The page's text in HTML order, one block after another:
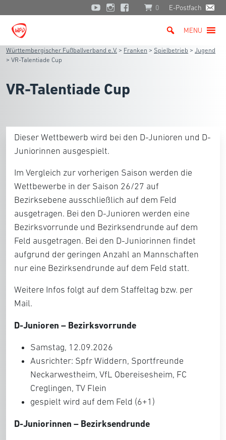
0 E-Postfach
MENU
Württembergischer Fußballverband e.V. > Franken > Spielbetrieb > Jugend
> VR-Talentiade Cup
VR-Talentiade Cup
Dieser Wettbewerb wird bei den D-Junioren und D-
Juniorinnen ausgespielt.
Im Vergleich zur vorherigen Saison werden die
Wettbewerbe in der Saison 26/27 auf
Bezirksebene ausschließlich auf dem Feld
ausgetragen. Bei den D-Junioren werden eine
Bezirksvorrunde und Bezirksendrunde auf dem
Feld ausgetragen. Bei den D-Juniorinnen findet
aufgrund der geringen Anzahl an Mannschaften
nur eine Bezirksendrunde auf dem Feld statt.
Weitere Infos folgt auf dem Staffeltag bzw. per
Mail.
D-Junioren – Bezirksvorrunde
Samstag, 12.09.2026
Ausrichter: Spfr Widdern, Sportfreunde
Neckarwestheim, VfL Obereisesheim, FC
Creglingen, TV Flein
gespielt wird auf dem Feld (6+1)
D-Juniorinnen – Bezirksendrunde